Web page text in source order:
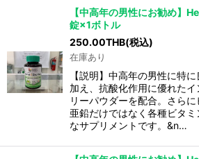
【中高年の男性にお勧め】
錠×1ボトル
250.00THB(税込)
在庫あり
【説明】中高年の男性に特
加え、抗酸化作用に優れた
リーパウダーを配合。さらに
亜鉛だけではなく各種ビタ
なサプリメントです。&n…